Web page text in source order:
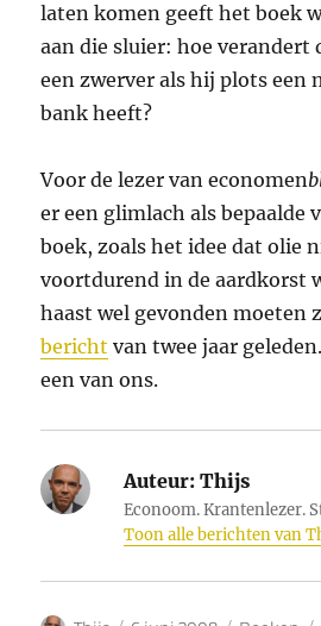
laten komen geeft het boek
aan die sluier: hoe verandert
een zwerver als hij plots een
bank heeft?
Voor de lezer van economen
er een glimlach als bepaalde
boek, zoals het idee dat olie
voortdurend in de aardkorst
haast wel gevonden moeten
bericht van twee jaar
een van ons.
Auteur: Thijs
Econoom. Krantenlezer.
Toon alle berichten van